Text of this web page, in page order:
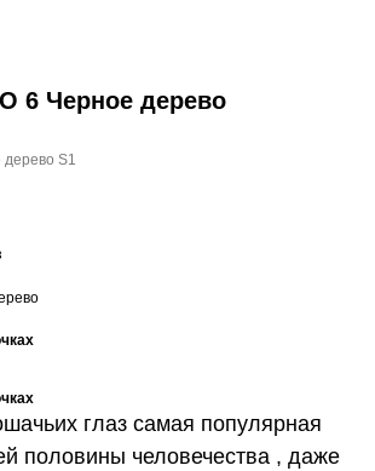
6 Черное дерево
S1
глаз самая популярная
половины человечества , даже